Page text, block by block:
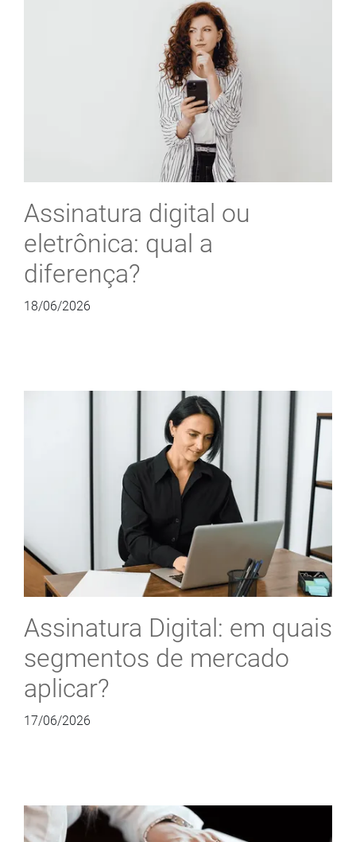
Assinatura digital ou
eletrônica: qual a
diferença?
18/06/2026
Assinatura Digital: em quais
segmentos de mercado
aplicar?
17/06/2026